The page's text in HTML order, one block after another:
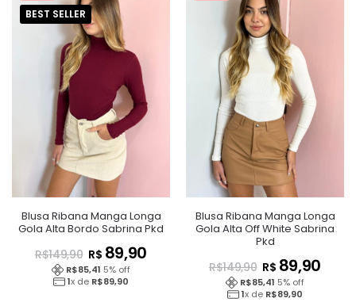
BEST SELLER
Blusa Ribana Manga Longa
Gola Alta Bordo Sabrina Pkd
R$149,90 R$ 89,90
R$85,41 5% off
1x de R$89,90
Blusa Ribana Manga Longa
Gola Alta Off White Sabrina
Pkd
R$149,90 R$ 89,90
R$85,41 5% off
1x de R$89,90